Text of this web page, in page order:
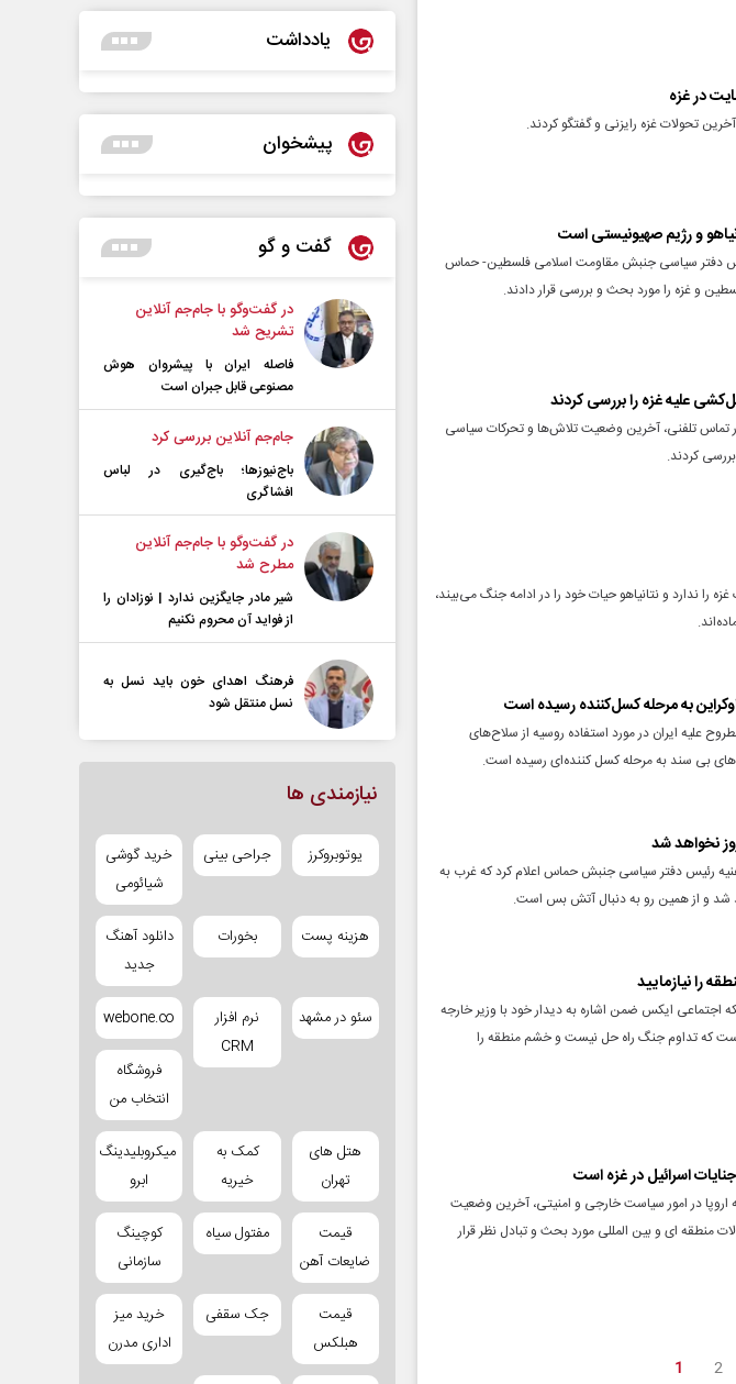
در غزه
تحولات غزه رایزنی و گفتگو کردند.
و رژیم صهیونیستی است
دفتر سیاسی جنبش مقاومت اسلامی فلسطین- حماس
و غزه را مورد بحث و بررسی قرار دادند.
علیه غزه را بررسی کردند
تماس تلفنی، آخرین وضعیت تلاش‌ها و تحرکات سیاسی
کردند.
را ندارد و نتانیاهو حیات خود را در ادامه جنگ می‌بیند،
اوکراین به مرحله کسل‌کننده رسیده است
علیه ایران در مورد استفاده روسیه از سلاح‌های
بی سند به مرحله کسل کننده‌ای رسیده است.
نخواهد شد
هنیه رئیس دفتر سیاسی جنبش حماس اعلام کرد که غرب به
شد و از همین رو به دنبال آتش بس است.
را نیازمایید
اجتماعی ایکس ضمن اشاره به دیدار خود با وزیر خارجه
که تداوم جنگ راه حل نیست و خشم منطقه را
اسرائیل در غزه است
اروپا در امور سیاست خارجی و امنیتی، آخرین وضعیت
منطقه ای و بین المللی مورد بحث و تبادل نظر قرار
1 2
یادداشت
پیشخوان
گفت و گو
در گفت‌و‌گو با جام‌جم آنلاین
تشریح شد
فاصله ایران با پیشرو‌ان هوش
مصنوعی قابل جبران است
جام‌جم آنلاین بررسی کرد
باج‌نیوزها؛ باج‌گیری در لباس
افشاگری
در گفت‌و‌گو با جام‌جم آنلاین
مطرح شد
شیر مادر جایگزین ندارد | نوزادان را
از فواید آن محروم نکنیم
فرهنگ اهدای خون باید نسل به
نسل منتقل شود
نیازمندی ها
یوتوبروکرز جراحی بینی
خرید گوشی
شیائومی
هزینه پست بخورات
دانلود آهنگ
جدید
سئو در مشهد
نرم افزار
CRM
webone.co
فروشگاه
انتخاب من
هتل های
تهران
کمک به
خیریه
میکروبلیدینگ
ابرو
قیمت
ضایعات آهن
مفتول سیاه
کوچینگ
سازمانی
قیمت
هبلکس
جک سقفی
خرید میز
اداری مدرن